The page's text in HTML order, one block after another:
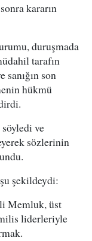
kararın
duruşmada
tarafın
sanığın son
hükmü
ve
sözlerinin
şekildeydi:
Memluk, üst
liderleriyle